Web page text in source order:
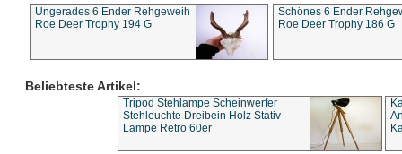
Ungerades 6 Ender Rehgeweih
Roe Deer Trophy 194 G
Schönes 6 Ender
Roe Deer Trophy 186 G
Beliebteste Artikel:
Tripod Stehlampe Scheinwerfer
Stehleuchte Dreibein Holz Stativ
Lampe Retro 60er